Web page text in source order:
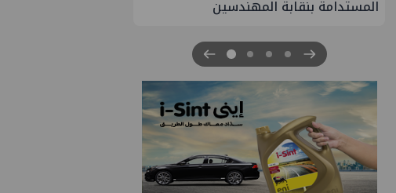
بنقابة المهندسين